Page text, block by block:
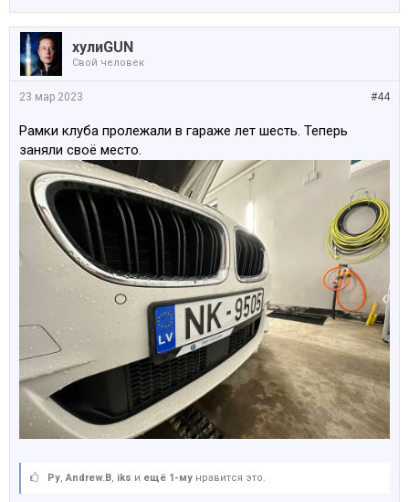
хулиGUN
Свой человек
#44
23 мар 2023
Рамки клуба пролежали в гараже лет шесть. Теперь
заняли своё место.
Ру Andrew.B iks и ещё 1-му нравится это.